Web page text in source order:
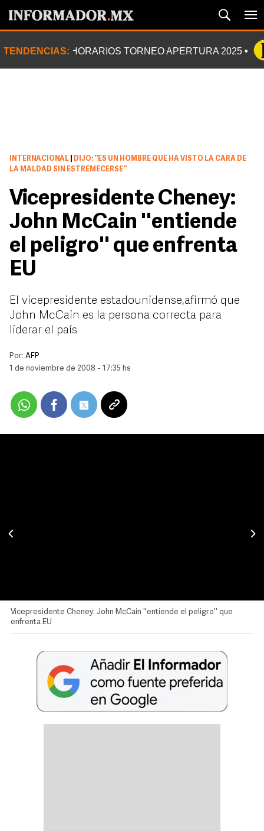
TENDENCIAS: HORARIOS TORNEO APERTURA 2025
INTERNACIONAL
DIJO: ''ES UN HOMBRE QUE HA VISTO LA CARA DE
LA MALDAD SIN ESTREMECERSE''
Vicepresidente Cheney:
John McCain ''entiende
el peligro'' que enfrenta
EU
El vicepresidente estadounidense,afirmó que
John McCain es la persona correcta para
liderar el país
Por: AFP
1 de noviembre de 2008 - 17:35 hs
Vicepresidente Cheney: John McCain ''entiende el peligro'' que
enfrenta EU